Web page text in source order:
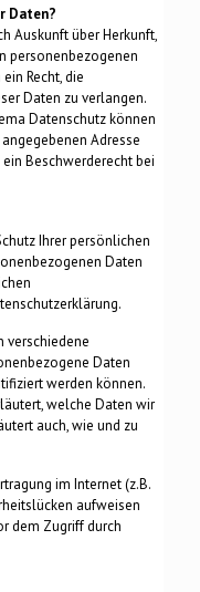
Daten?
Auskunft über Herkunft,
personenbezogenen
Recht, die
Daten zu verlangen.
Datenschutz können
Adresse
Beschwerderecht bei
Ihrer persönlichen
Daten
verschiedene
Daten
werden können.
welche Daten wir
auch, wie und zu
im Internet (z.B.
aufweisen
dem Zugriff durch